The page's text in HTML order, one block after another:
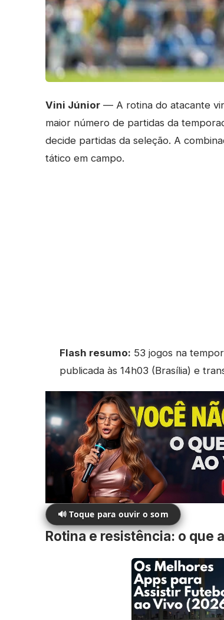
Vini Júnior — A rotina do atacante
maior número de partidas da
decide partidas da seleção. A
tático em campo.
Flash resumo: 53 jogos na
publicada às 14h03 (Brasília) e
🔊 Toque para ouvir o som
Rotina e resistência: o que